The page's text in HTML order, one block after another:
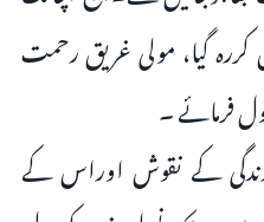
گیا، مولی غریق رحمت
فرمائے ۔
کے نقوش اوراس کے